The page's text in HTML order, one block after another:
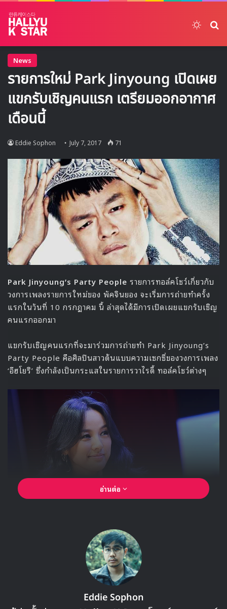
News
รายการใหม่ Park Jinyoung เปิดเผย
แขกรับเชิญคนแรก เตรียมออกอากาศ
เดือนนี้
Eddie Sophon July 7, 2017 71
Park Jinyoung’s Party People รายการทอล์คโชว์เกี่ยวกับ
วงการเพลงรายการใหม่ของ พัคจินยอง จะเริ่มการถ่ายทำครั้ง
แรกในวันที่ 10 กรกฎาคม นี้ ล่าสุดได้มีการเปิดเผยแขกรับเชิญ
คนแรกออกมา
แขกรับเชิญคนแรกที่จะมาร่วมการถ่ายทำ Park Jinyoung’s
Party People คือศิลปินสาวต้นแบบความเซกซี่ของวงการเพลง
‘อีฮโยริ’ ซึ่งกำลังเป็นกระแสในรายการวาไรตี้ ทอล์คโชว์ต่างๆ
อ่านต่อ
Eddie Sophon